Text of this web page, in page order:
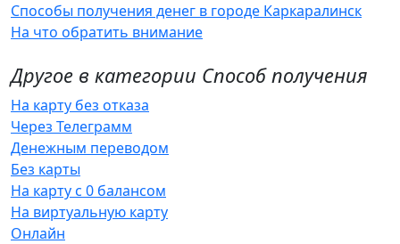
Способы получения денег в городе Каркаралинск
На что обратить внимание
Другое в категории Способ получения
На карту без отказа
Через Телеграмм
Денежным переводом
Без карты
На карту с 0 балансом
На виртуальную карту
Онлайн